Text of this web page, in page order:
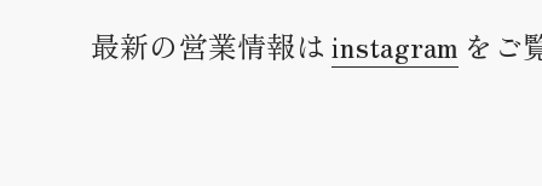
最新の営業情報は instagram をご